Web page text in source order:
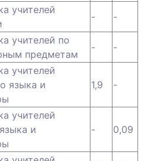
учителей
- -
учителей по
предметам
- -
учителей
языка и
1,9 -
учителей
и
- 0,09